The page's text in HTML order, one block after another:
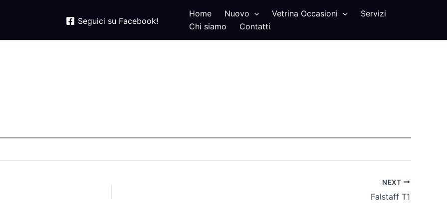
Seguici su Facebook!
Home Nuovo Vetrina Occasioni
Servizi
Chi siamo
Contatti
NEXT
Falstaff T1